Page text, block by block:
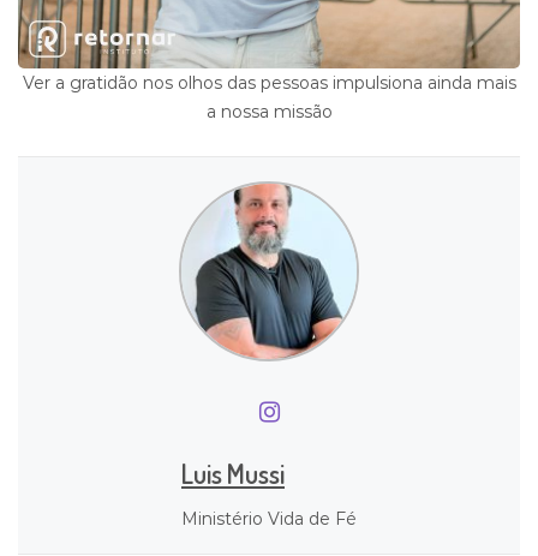
Ver a gratidão nos olhos das pessoas impulsiona ainda mais
a nossa missão
Luis Mussi
Ministério Vida de Fé